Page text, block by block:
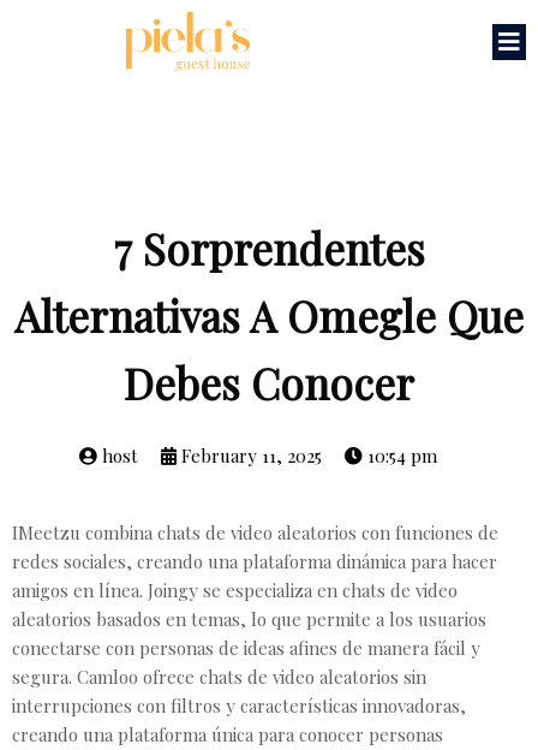
7 Sorprendentes
Alternativas A Omegle Que
Debes Conocer
host February 11, 2025 10:54 pm
IMeetzu combina chats de video aleatorios con funciones de
redes sociales, creando una plataforma dinámica para hacer
amigos en línea. Joingy se especializa en chats de video
aleatorios basados en temas, lo que permite a los usuarios
conectarse con personas de ideas afines de manera fácil y
segura. Camloo ofrece chats de video aleatorios sin
interrupciones con filtros y características innovadoras,
creando una plataforma única para conocer personas